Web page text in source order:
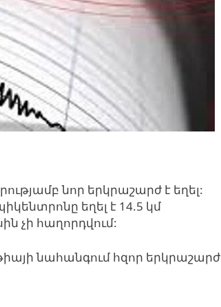
նոր երկրաշարժ է եղել:
եղել է 14.5 կմ
չի հաղորդվում:
նահանգում հզոր երկրաշարժ